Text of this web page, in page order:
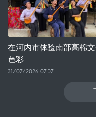
在河内市体验南部高棉
色彩
31/07/2026 07:07